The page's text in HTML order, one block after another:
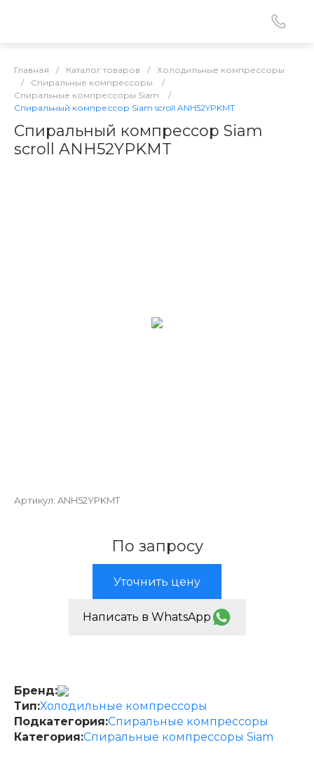
Главная / Каталог товаров /
Холодильные компрессоры
/
Спиральные компрессоры
/
Спиральные компрессоры Siam
/
Спиральный компрессор Siam scroll ANH52YPKMT
Спиральный компрессор Siam
scroll ANH52YPKMT
Артикул: ANH52YPKMT
По запросу
Уточнить цену
Написать в WhatsApp
Бренд:
Тип:Холодильные компрессоры
Подкатегория:Спиральные компрессоры
Категория:Спиральные компрессоры Siam